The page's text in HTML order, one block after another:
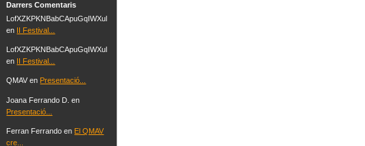
Darrers Comentaris
LofXZKPKNBabCApuGqIWXul
en II Festival...
LofXZKPKNBabCApuGqIWXul
en II Festival...
QMAV en Presentació...
Joana Ferrando D. en
Presentació...
Ferran Ferrando en El QMAV
cre...